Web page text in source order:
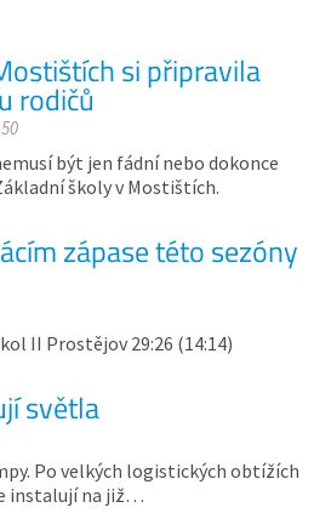
si připravila
rodičů
být jen fádní nebo dokonce
školy v Mostištích.
zápase této sezóny
II Prostějov 29:26 (14:14)
světla
Po velkých logistických obtížích
instalují na již…